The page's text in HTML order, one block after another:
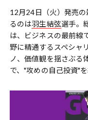
12月24日（火）発売
るのは羽生結弦選手。
は、ビジネスの最前線
野に精通するスペシャ
ノ、価値観を揺さぶる
で、"攻めの自己投資"を